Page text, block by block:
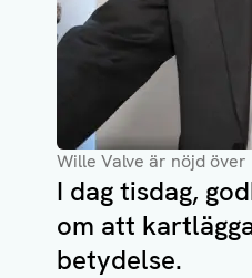
Wille Valve är nöjd
I dag tisdag,
om att
betydelse.